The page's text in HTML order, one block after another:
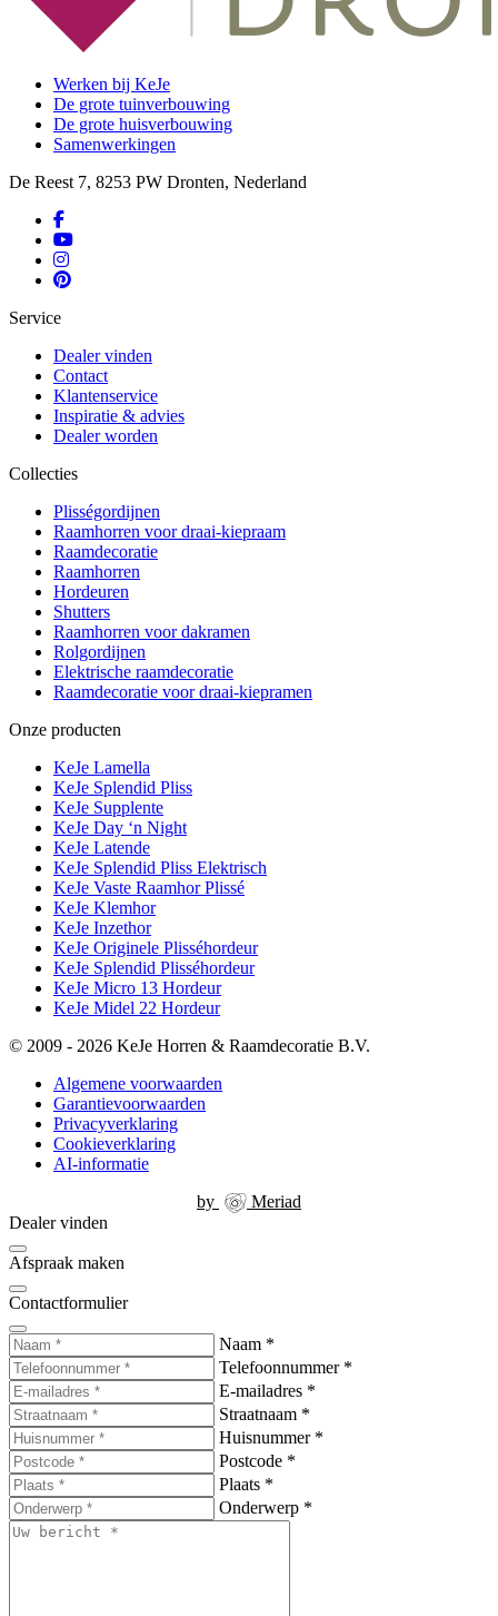
Werken bij KeJe
De grote tuinverbouwing
De grote huisverbouwing
Samenwerkingen
De Reest 7, 8253 PW Dronten, Nederland
Service
Dealer vinden
Contact
Klantenservice
Inspiratie & advies
Dealer worden
Collecties
Plisségordijnen
Raamhorren voor draai-kiepraam
Raamdecoratie
Raamhorren
Hordeuren
Shutters
Raamhorren voor dakramen
Rolgordijnen
Elektrische raamdecoratie
Raamdecoratie voor draai-kiepramen
Onze producten
KeJe Lamella
KeJe Splendid Pliss
KeJe Supplente
KeJe Day ‘n Night
KeJe Latende
KeJe Splendid Pliss Elektrisch
KeJe Vaste Raamhor Plissé
KeJe Klemhor
KeJe Inzethor
KeJe Originele Plisséhordeur
KeJe Splendid Plisséhordeur
KeJe Micro 13 Hordeur
KeJe Midel 22 Hordeur
© 2009 - 2026 KeJe Horren & Raamdecoratie B.V.
Algemene voorwaarden
Garantievoorwaarden
Privacyverklaring
Cookieverklaring
AI-informatie
by
Meriad
Dealer vinden
Afspraak maken
Contactformulier
Naam *
Telefoonnummer *
E-mailadres *
Straatnaam *
Huisnummer *
Postcode *
Plaats *
Onderwerp *